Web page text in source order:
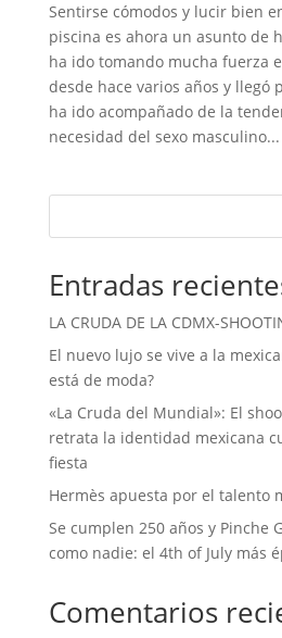
Sentirse cómodos y lucir bien
piscina es ahora un asunto de
ha ido tomando mucha fuerza
desde hace varios años y llegó
ha ido acompañado de la
necesidad del sexo masculino...
Entradas
LA CRUDA DE LA CDMX-
El nuevo lujo se vive a la
está de moda?
«La Cruda del Mundial»: El
retrata la identidad mexicana
fiesta
Hermès apuesta por el talento
Se cumplen 250 años y Pinche
como nadie: el 4th of July más
Comentarios